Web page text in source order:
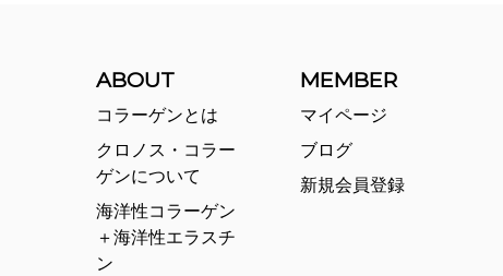
ABOUT
コラーゲンとは
クロノス・コラー
ゲンについて
海洋性コラーゲン
＋海洋性エラスチ
ン
MEMBER
マイページ
ブログ
新規会員登録